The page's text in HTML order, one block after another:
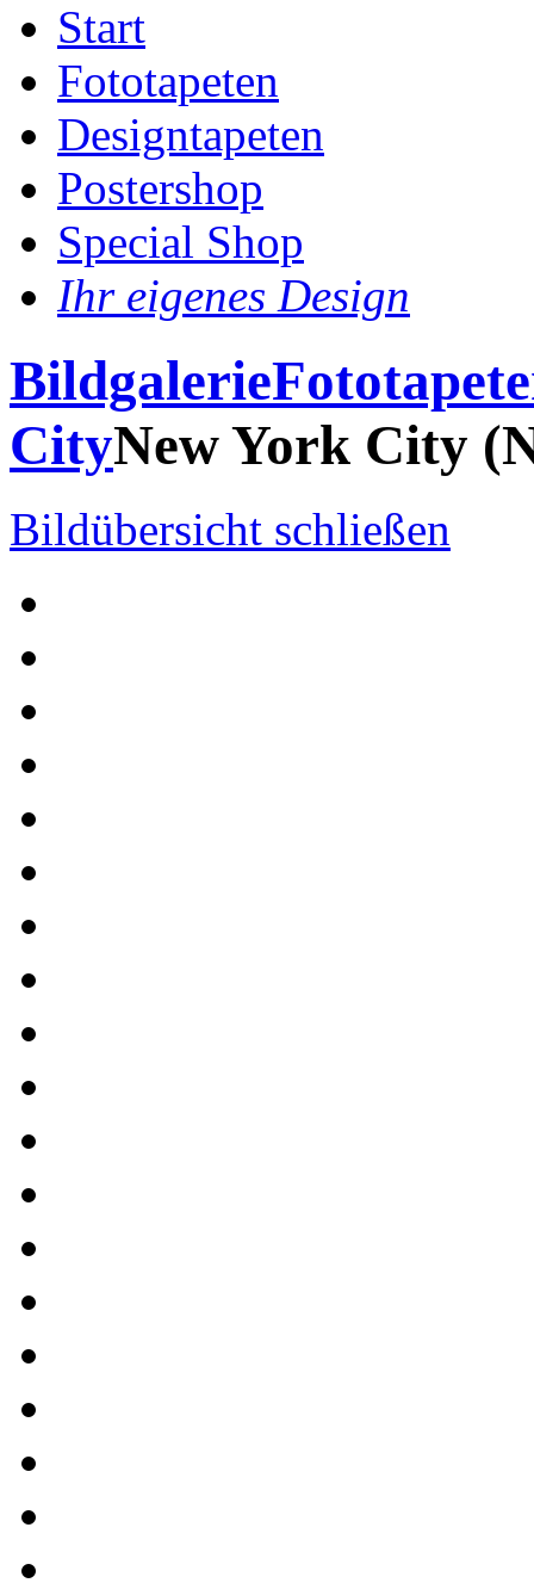
Start
Fototapeten
Designtapeten
Postershop
Special Shop
Ihr eigenes Design
Bildgalerie
CityNew York City
Bildübersicht schließen